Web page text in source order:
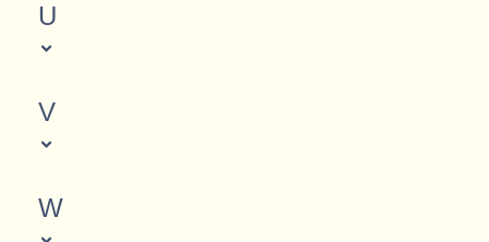
U
V
W